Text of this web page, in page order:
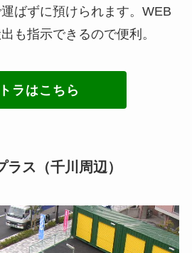
ばずに預けられます。WEB
も指示できるので便利。
ラはこちら
ラス（千川周辺）